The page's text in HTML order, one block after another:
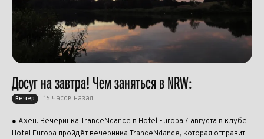
Досуг на завтра! Чем заняться в NRW:
Вечер 15 часов назад
● Ахен: Вечеринка TranceNdance в Hotel Europa 7 августа в клубе
Hotel Europa пройдёт вечеринка TranceNdance, которая отправит